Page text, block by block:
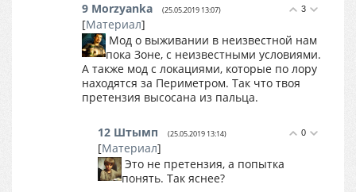
3
9 Morzyanka (25.05.2019 13:07)
[Материал]
Мод о выживании в неизвестной нам
пока Зоне, с неизвестными условиями.
А также мод с локациями, которые по лору
находятся за Периметром. Так что твоя
претензия высосана из пальца.
0
12 Штымп (25.05.2019 13:14)
[Материал]
Это не претензия, а попытка
понять. Так яснее?